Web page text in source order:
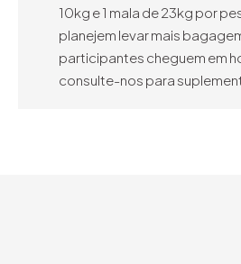
10kg e 1 mala de 23kg por
planejem levar mais
participantes cheguem em
consulte-nos para